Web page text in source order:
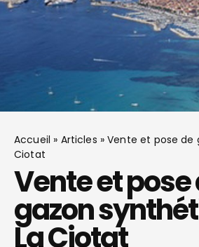
Accueil » Articles »Vente et pose de
Ciotat
Vente et pose
gazon
La Ciotat